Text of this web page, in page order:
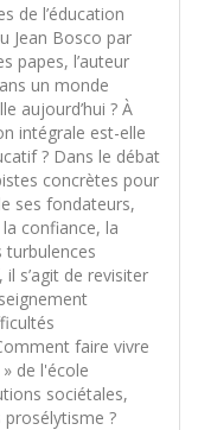
de l’éducation
Jean Bosco par
papes, l’auteur
un monde
aujourd’hui ? À
intégrale est-elle
? Dans le débat
concrètes pour
ses fondateurs,
confiance, la
turbulences
s’agit de revisiter
faire vivre
de l'école
sociétales,
?